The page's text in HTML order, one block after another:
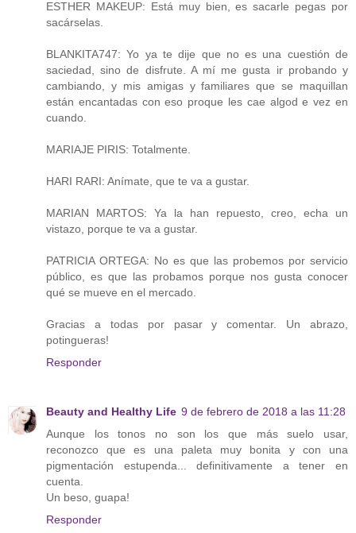
ESTHER MAKEUP: Está muy bien, es sacarle pegas por
sacárselas.
BLANKITA747: Yo ya te dije que no es una cuestión de
saciedad, sino de disfrute. A mí me gusta ir probando y
cambiando, y mis amigas y familiares que se maquillan
están encantadas con eso proque les cae algod e vez en
cuando.
MARIAJE PIRIS: Totalmente.
HARI RARI: Anímate, que te va a gustar.
MARIAN MARTOS: Ya la han repuesto, creo, echa un
vistazo, porque te va a gustar.
PATRICIA ORTEGA: No es que las probemos por servicio
público, es que las probamos porque nos gusta conocer
qué se mueve en el mercado.
Gracias a todas por pasar y comentar. Un abrazo,
potingueras!
Responder
Beauty and Healthy Life 9 de febrero de 2018 a las 11:28
Aunque los tonos no son los que más suelo usar,
reconozco que es una paleta muy bonita y con una
pigmentación estupenda... definitivamente a tener en
cuenta.
Un beso, guapa!
Responder